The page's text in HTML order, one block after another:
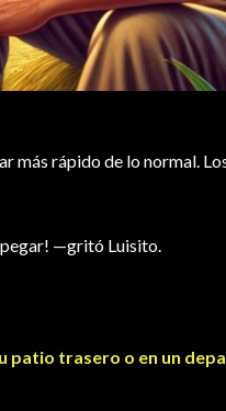
más rápido de lo normal.
—gritó Luisito.
patio trasero o en un